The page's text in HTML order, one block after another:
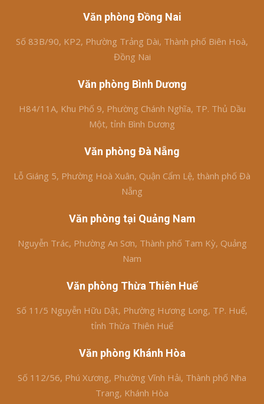
Văn phòng Đồng Nai
Số 83B/90, KP2, Phường Trảng Dài, Thành phố Biên Hoà,
Đồng Nai
Văn phòng Bình Dương
H84/11A, Khu Phố 9, Phường Chánh Nghĩa, TP. Thủ Dầu
Một, tỉnh Bình Dương
Văn phòng Đà Nẵng
Lỗ Giáng 5, Phường Hoà Xuân, Quận Cẩm Lệ, thành phố Đà
Nẵng
Văn phòng tại Quảng Nam
Nguyễn Trác, Phường An Sơn, Thành phố Tam Kỳ, Quảng
Nam
Văn phòng Thừa Thiên Huế
Số 11/5 Nguyễn Hữu Dật, Phường Hương Long, TP. Huế,
tỉnh Thừa Thiên Huế
Văn phòng Khánh Hòa
Số 112/56, Phú Xương, Phường Vĩnh Hải, Thành phố Nha
Trang, Khánh Hòa